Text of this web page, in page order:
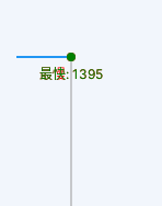
最慢: 1395
最快: 1395